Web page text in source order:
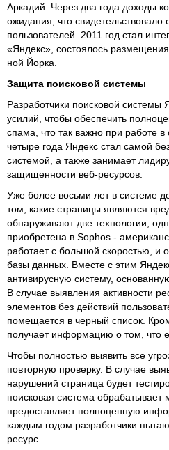
Аркадий. Через два года доходы
ожидания, что свидетельствовало
пользователей. 2011 год стал
«Яндекс», состоялось
ной Йорка.
Защита поисковой системы
Разработчики поисковой
усилий, чтобы обеспечить
спама, что так важно при работе в
четыре года Яндекс стал самой
системой, а также занимает
защищенности веб-ресурсов.
Уже более восьми лет в системе
том, какие страницы являются
обнаруживают две технологии,
приобретена в Sophos -
работает с большой скоростью, и
базы данных. Вместе с этим
антивирусную систему,
В случае выявления активности
элементов без действий
помещается в черный список.
получает информацию о том, что
Чтобы полностью выявить все
повторную проверку. В случае
нарушений страница будет
поисковая система обрабатывает
предоставляет полноценную
каждым годом разработчики
ресурс.